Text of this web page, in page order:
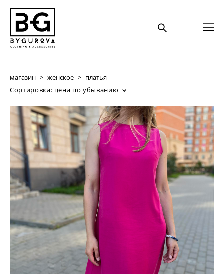
магазин > женское > платья
Сортировка: цена по убыванию